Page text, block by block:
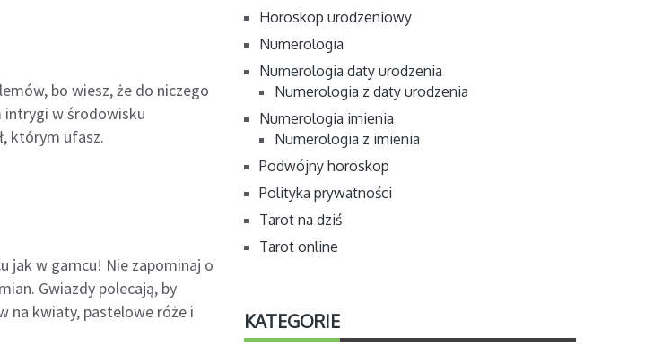
bo wiesz, że do niczego
intrygi w środowisku
którym ufasz.
jak w garncu! Nie zapominaj o
Gwiazdy polecają, by
na kwiaty, pastelowe róże i
Horoskop urodzeniowy
Numerologia
Numerologia daty urodzenia
Numerologia z daty urodzenia
Numerologia imienia
Numerologia z imienia
Podwójny horoskop
Polityka prywatności
Tarot na dziś
Tarot online
KATEGORIE